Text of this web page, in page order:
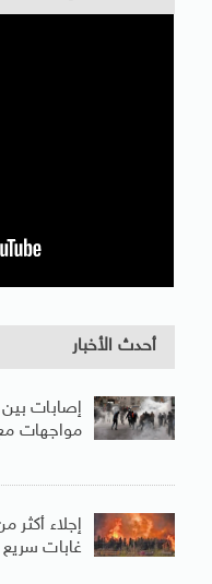
أحدث الأخبار
إصابات بين
مواجهات
غابات